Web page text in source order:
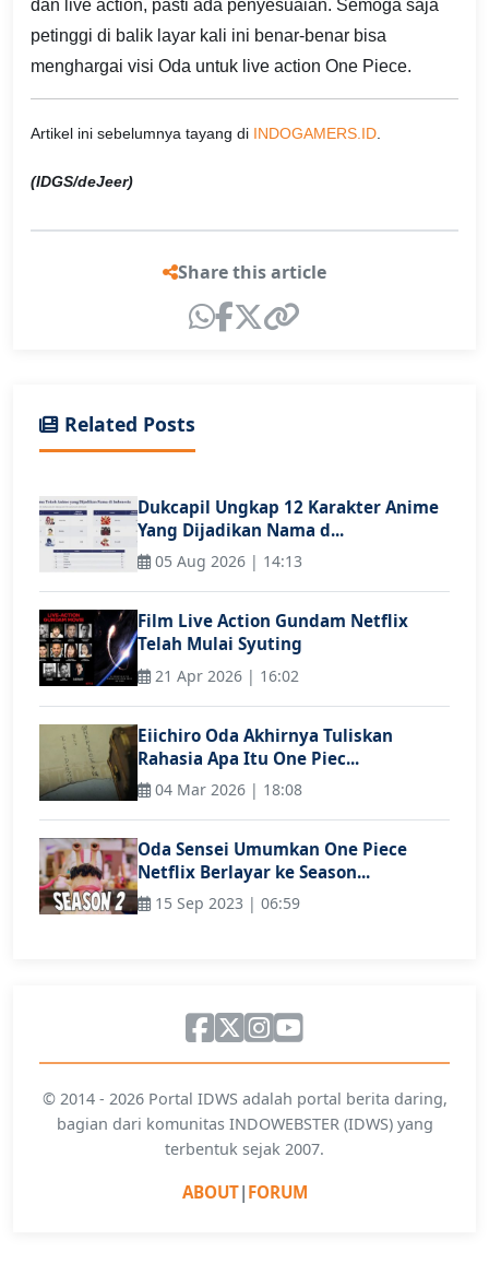
dan live action, pasti ada penyesuaian. Semoga saja
petinggi di balik layar kali ini benar-benar bisa
menghargai visi Oda untuk live action One Piece.
Artikel ini sebelumnya tayang di INDOGAMERS.ID.
(IDGS/deJeer)
Share this article
Related Posts
Dukcapil Ungkap 12 Karakter Anime
Yang Dijadikan Nama d...
05 Aug 2026 | 14:13
Film Live Action Gundam Netflix
Telah Mulai Syuting
21 Apr 2026 | 16:02
Eiichiro Oda Akhirnya Tuliskan
Rahasia Apa Itu One Piec...
04 Mar 2026 | 18:08
Oda Sensei Umumkan One Piece
Netflix Berlayar ke Season...
15 Sep 2023 | 06:59
© 2014 - 2026 Portal IDWS adalah portal berita daring,
bagian dari komunitas INDOWEBSTER (IDWS) yang
terbentuk sejak 2007.
ABOUT| FORUM